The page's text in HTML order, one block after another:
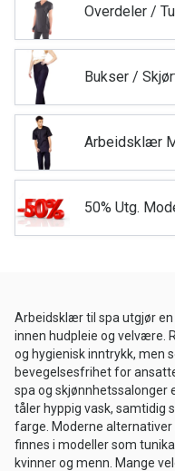
Overdeler /
Bukser /
Arbeidsklær
50% Utg.
Arbeidsklær til spa utgjør
innen hudpleie og velvære.
og hygienisk inntrykk, men
bevegelsesfrihet for
spa og skjønnhetssalonger
tåler hyppig vask, samtidig
farge. Moderne
finnes i modeller som
kvinner og menn. Mange